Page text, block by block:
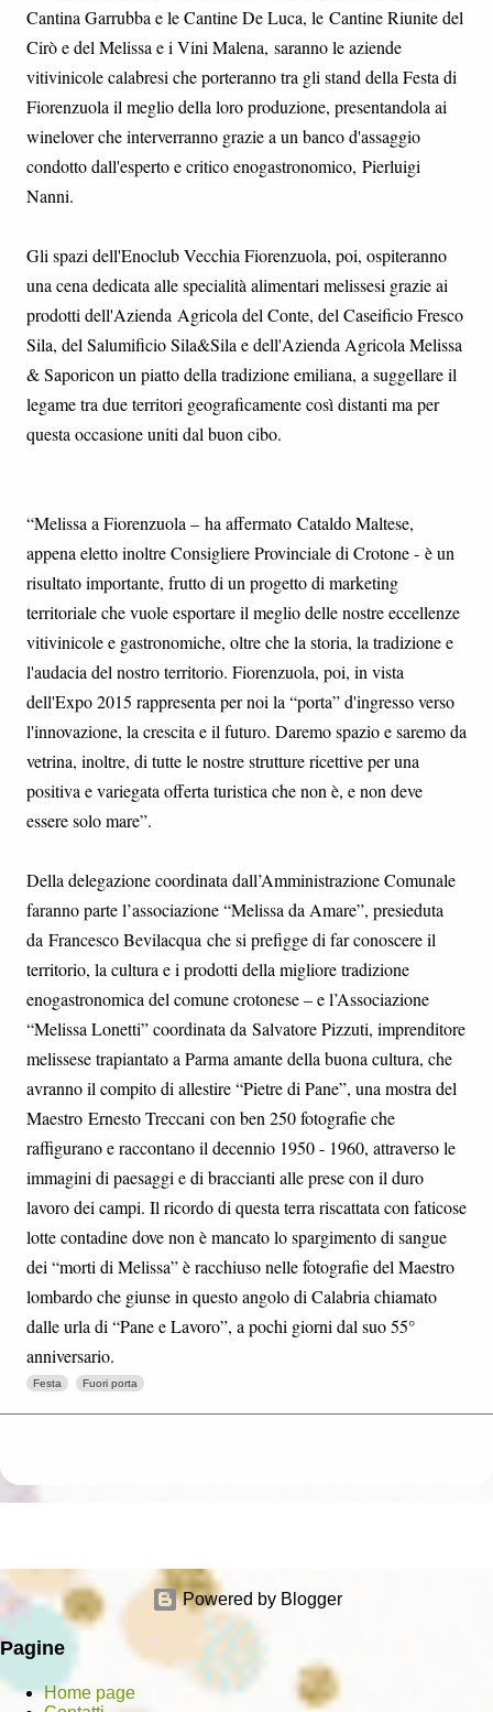
Cantina Garrubba e le Cantine De Luca, le Cantine Riunite del
Cirò e del Melissa e i Vini Malena, saranno le aziende
vitivinicole calabresi che porteranno tra gli stand della Festa di
Fiorenzuola il meglio della loro produzione, presentandola ai
winelover che interverranno grazie a un banco d'assaggio
condotto dall'esperto e critico enogastronomico, Pierluigi
Nanni.
Gli spazi dell'Enoclub Vecchia Fiorenzuola, poi, ospiteranno
una cena dedicata alle specialità alimentari melissesi grazie ai
prodotti dell'Azienda Agricola del Conte, del Caseificio Fresco
Sila, del Salumificio Sila&Sila e dell'Azienda Agricola Melissa
& Saporicon un piatto della tradizione emiliana, a suggellare il
legame tra due territori geograficamente così distanti ma per
questa occasione uniti dal buon cibo.
“Melissa a Fiorenzuola – ha affermato Cataldo Maltese,
appena eletto inoltre Consigliere Provinciale di Crotone - è un
risultato importante, frutto di un progetto di marketing
territoriale che vuole esportare il meglio delle nostre eccellenze
vitivinicole e gastronomiche, oltre che la storia, la tradizione e
l'audacia del nostro territorio. Fiorenzuola, poi, in vista
dell'Expo 2015 rappresenta per noi la “porta” d'ingresso verso
l'innovazione, la crescita e il futuro. Daremo spazio e saremo da
vetrina, inoltre, di tutte le nostre strutture ricettive per una
positiva e variegata offerta turistica che non è, e non deve
essere solo mare”.
Della delegazione coordinata dall’Amministrazione Comunale
faranno parte l’associazione “Melissa da Amare”, presieduta
da Francesco Bevilacqua che si prefigge di far conoscere il
territorio, la cultura e i prodotti della migliore tradizione
enogastronomica del comune crotonese – e l’Associazione
“Melissa Lonetti” coordinata da Salvatore Pizzuti, imprenditore
melissese trapiantato a Parma amante della buona cultura, che
avranno il compito di allestire “Pietre di Pane”, una mostra del
Maestro Ernesto Treccani con ben 250 fotografie che
raffigurano e raccontano il decennio 1950 - 1960, attraverso le
immagini di paesaggi e di braccianti alle prese con il duro
lavoro dei campi. Il ricordo di questa terra riscattata con faticose
lotte contadine dove non è mancato lo spargimento di sangue
dei “morti di Melissa” è racchiuso nelle fotografie del Maestro
lombardo che giunse in questo angolo di Calabria chiamato
dalle urla di “Pane e Lavoro”, a pochi giorni dal suo 55°
anniversario.
Festa Fuori porta
Powered by Blogger
Pagine
Home page